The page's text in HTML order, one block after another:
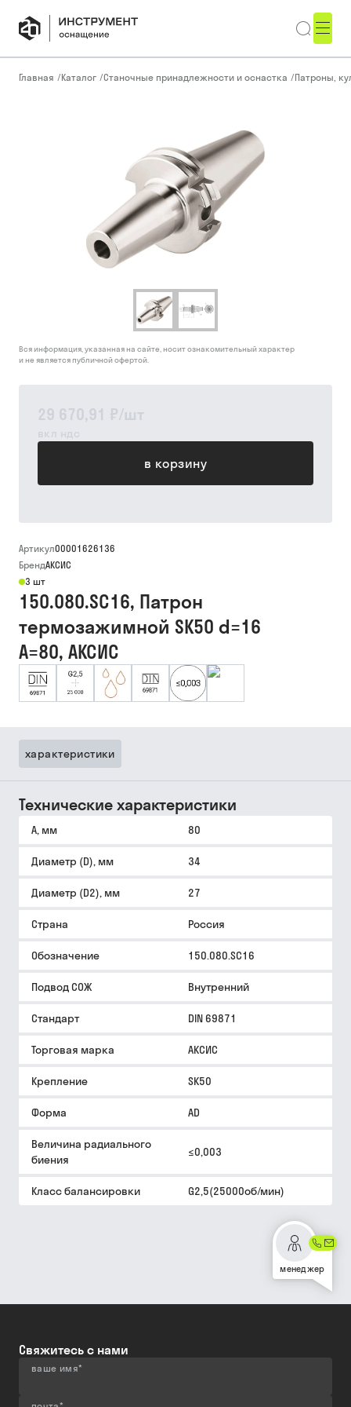
Главная /Каталог /Станочные принадлежности и оснастка /Патроны,
29 670,91 ₽/шт
вкл ндс
в корзину
Вся информация, указанная на сайте, носит ознакомительный характер
и не является публичной офертой.
Артикул00001626136
БрендАКСИС
3 шт
150.080.SC16, Патрон
термозажимной SK50 d=16
A=80, АКСИС
характеристики
Технические характеристики
A, мм 80
Диаметр (D), мм 34
Диаметр (D2), мм 27
Страна Россия
Обозначение 150.080.SC16
Подвод СОЖ Внутренний
Стандарт DIN 69871
Торговая марка АКСИС
Крепление SK50
Форма AD
Величина радиального
биения
≤0,003
Класс балансировки G2,5(25000об/мин)
менеджер
Свяжитесь с нами
ваше имя*